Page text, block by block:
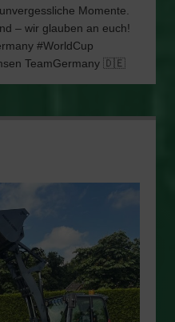
Momente.
– wir glauben an euch!
#WorldCup
TeamGermany 🇩🇪